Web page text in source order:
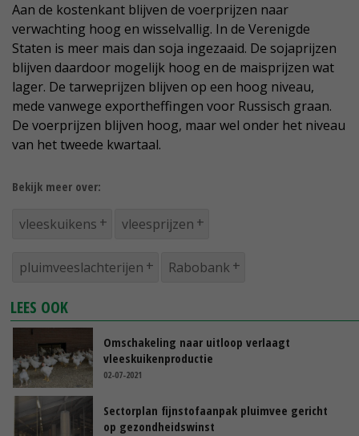
Aan de kostenkant blijven de voerprijzen naar
verwachting hoog en wisselvallig. In de Verenigde
Staten is meer mais dan soja ingezaaid. De sojaprijzen
blijven daardoor mogelijk hoog en de maisprijzen wat
lager. De tarweprijzen blijven op een hoog niveau,
mede vanwege exportheffingen voor Russisch graan.
De voerprijzen blijven hoog, maar wel onder het niveau
van het tweede kwartaal.
Bekijk meer over:
vleeskuikens vleesprijzen
pluimveeslachterijen Rabobank
LEES OOK
Omschakeling naar uitloop verlaagt
vleeskuikenproductie
02-07-2021
Sectorplan fijnstofaanpak pluimvee gericht
op gezondheidswinst